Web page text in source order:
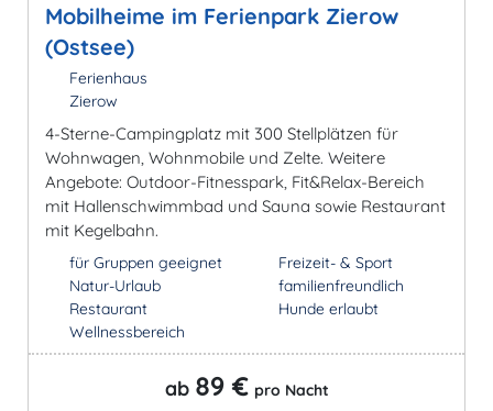
Mobilheime im Ferienpark Zierow
(Ostsee)
Ferienhaus
Zierow
4-Sterne-Campingplatz mit 300 Stellplätzen für
Wohnwagen, Wohnmobile und Zelte. Weitere
Angebote: Outdoor-Fitnesspark, Fit&Relax-Bereich
mit Hallenschwimmbad und Sauna sowie Restaurant
mit Kegelbahn.
für Gruppen geeignet
Natur-Urlaub
Restaurant
Wellnessbereich
Freizeit- & Sport
familienfreundlich
Hunde erlaubt
ab 89 € pro Nacht